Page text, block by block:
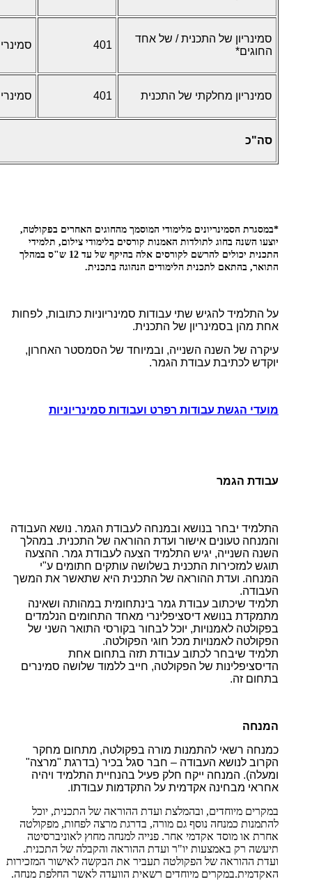
סמינריון של התכנית / של אחד
החוגים*
401
סמינריון מחלקתי של התכנית 401
סה"כ
*במסגרת הסמינריונים מלימודי המוסמך מהחוגים האחרים בפקולטה,
יוצעו השנה בחוג לתולדות האמנות קורסים בלימודי צילום, תלמידי
התכנית יכולים להרשם לקורסים אלה בהיקף של עד 12 ש"ס במהלך
התואר, בהתאם לתכנית הלימודים הנהוגה בתכנית.
על התלמיד להגיש שתי עבודות סמינריוניות כתובות, לפחות
אחת מהן בסמינריון של התכנית.
עיקרה של השנה השנייה, ובמיוחד של הסמסטר האחרון,
יוקדש לכתיבת עבודת הגמר.
מועדי הגשת עבודות רפרט ועבודות סמינריוניות
עבודת הגמר
התלמיד יבחר בנושא ובמנחה לעבודת הגמר. נושא העבודה
והמנחה טעונים אישור ועדת ההוראה של התכנית. במהלך
השנה השנייה, יגיש התלמיד הצעה לעבודת גמר. ההצעה
תוגש למזכירות התכנית בשלושה עותקים חתומים ע"י
המנחה. ועדת ההוראה של התכנית היא שתאשר את המשך
העבודה.
תלמיד שיכתוב עבודת גמר בינתחומית במהותה ושאינה
מתמקדת בנושא דיסציפלינרי מאחד התחומים הנלמדים
בפקולטה לאמנויות, יוכל לבחור בקורסי התואר השני של
הפקולטה לאמנויות מכל חוגי הפקולטה.
תלמיד שיבחר לכתוב עבודת תזה בתחום אחת
הדיסציפלינות של הפקולטה, חייב ללמוד שלושה סמינרים
בתחום זה.
המנחה
כמנחה רשאי להתמנות מורה בפקולטה, מתחום מחקר
הקרוב לנושא העבודה – חבר סגל בכיר (בדרגת "מרצה"
ומעלה). המנחה ייקח חלק פעיל בהנחיית התלמיד ויהיה
אחראי מבחינה אקדמית על התקדמות עבודתו.
במקרים מיוחדים, ובהמלצת ועדת ההוראה של התכנית, יוכל
להתמנות כמנחה נוסף גם מורה, בדרגת מרצה לפחות, מפקולטה
אחרת או מוסד אקדמי אחר. פנייה למנחה מחוץ לאוניברסיטה
תיעשה רק באמצעות יו"ר ועדת ההוראה והקבלה של התכנית.
ועדת ההוראה של הפקולטה תעביר את הבקשה לאישור המזכירות
האקדמית.במקרים מיוחדים רשאית הוועדה לאשר החלפת מנחה.